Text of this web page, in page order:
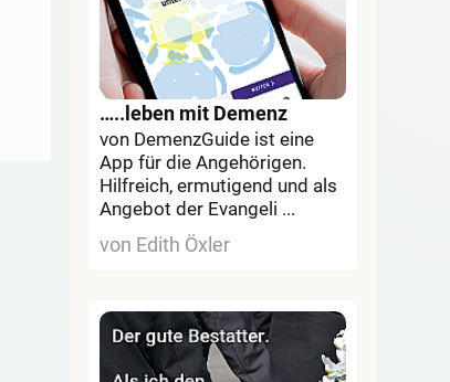
…..leben mit Demenz
von DemenzGuide ist eine
App für die Angehörigen.
Hilfreich, ermutigend und als
Angebot der Evangeli ...
von Edith Öxler